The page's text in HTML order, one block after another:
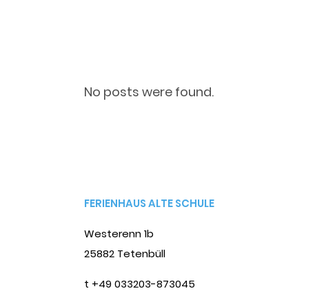
No posts were found.
FERIENHAUS ALTE SCHULE
Westerenn 1b
25882 Tetenbüll
t +49 033203-873045